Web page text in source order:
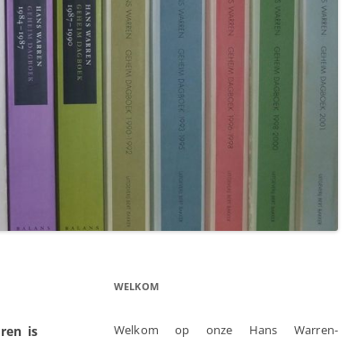
is
WELKOM
Welkom op onze Hans Warren-